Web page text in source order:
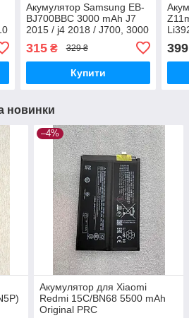
Акумулятор Samsung EB-
BJ700BBC 3000 mAh J7
2015 / j4 2018 / J700, 3000
315₴ 329 ₴
Купити
399
новинки
–4%
Акумулятор для Xiaomi
Redmi 15C/BN68 5500 mAh
Original PRC